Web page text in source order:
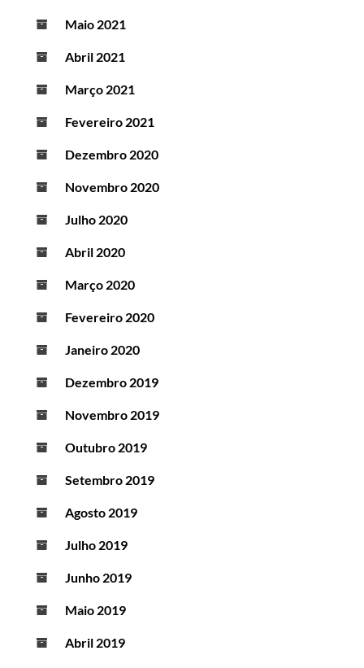
Maio 2021
Abril 2021
Março 2021
Fevereiro 2021
Dezembro 2020
Novembro 2020
Julho 2020
Abril 2020
Março 2020
Fevereiro 2020
Janeiro 2020
Dezembro 2019
Novembro 2019
Outubro 2019
Setembro 2019
Agosto 2019
Julho 2019
Junho 2019
Maio 2019
Abril 2019